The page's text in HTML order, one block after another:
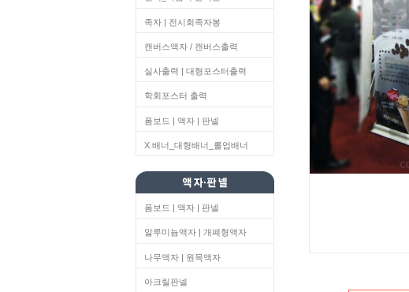
족자 | 전시회족자봉
캔버스액자 / 캔버스출력
실사출력 | 대형포스터출력
학회포스터 출력
폼보드 | 액자 | 판넬
X 배너_대형배너_롤업배너
폼보드 | 액자 | 판넬
알루미늄액자 | 개폐형액자
나무액자 | 원목액자
아크릴판넬